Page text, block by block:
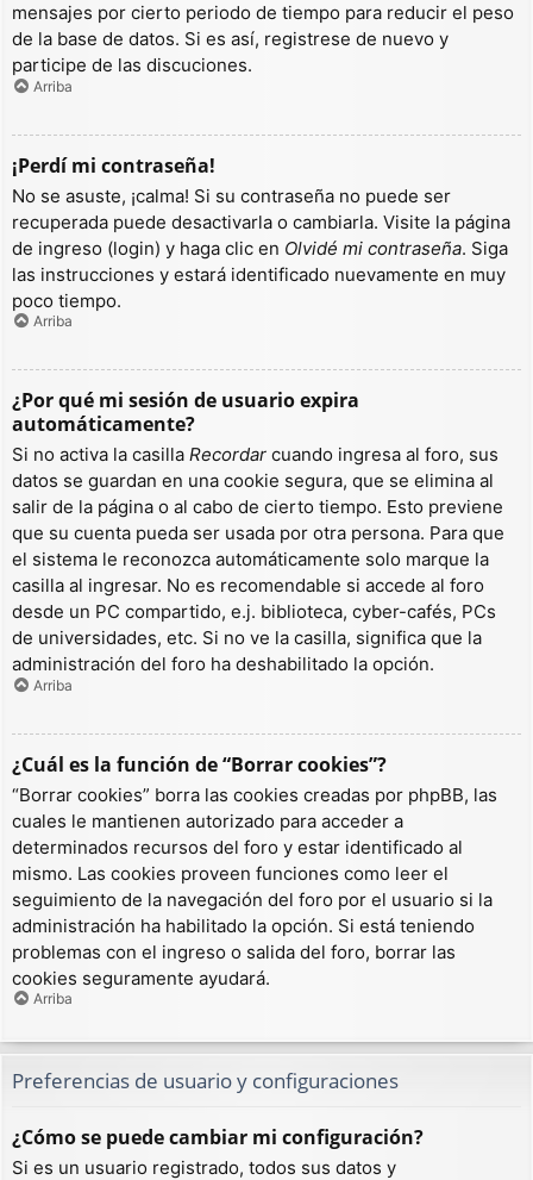
mensajes por cierto periodo de tiempo para reducir el peso
de la base de datos. Si es así, registrese de nuevo y
participe de las discuciones.
Arriba
¡Perdí mi contraseña!
No se asuste, ¡calma! Si su contraseña no puede ser
recuperada puede desactivarla o cambiarla. Visite la página
de ingreso (login) y haga clic en Olvidé mi contraseña. Siga
las instrucciones y estará identificado nuevamente en muy
poco tiempo.
Arriba
¿Por qué mi sesión de usuario expira
automáticamente?
Si no activa la casilla Recordar cuando ingresa al foro, sus
datos se guardan en una cookie segura, que se elimina al
salir de la página o al cabo de cierto tiempo. Esto previene
que su cuenta pueda ser usada por otra persona. Para que
el sistema le reconozca automáticamente solo marque la
casilla al ingresar. No es recomendable si accede al foro
desde un PC compartido, e.j. biblioteca, cyber-cafés, PCs
de universidades, etc. Si no ve la casilla, significa que la
administración del foro ha deshabilitado la opción.
Arriba
¿Cuál es la función de “Borrar cookies”?
“Borrar cookies” borra las cookies creadas por phpBB, las
cuales le mantienen autorizado para acceder a
determinados recursos del foro y estar identificado al
mismo. Las cookies proveen funciones como leer el
seguimiento de la navegación del foro por el usuario si la
administración ha habilitado la opción. Si está teniendo
problemas con el ingreso o salida del foro, borrar las
cookies seguramente ayudará.
Arriba
Preferencias de usuario y configuraciones
¿Cómo se puede cambiar mi configuración?
Si es un usuario registrado, todos sus datos y